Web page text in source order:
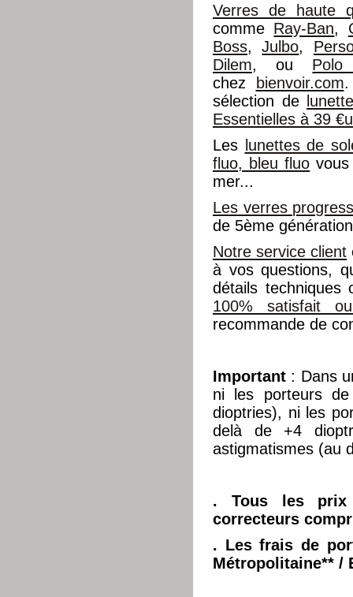
Verres de haute
comme Ray-Ban,
Boss,Julbo,
Dilem, ou
chez
bienvoir.com
sélection de
Essentielles à 39
Les
lunettes de
fluo, bleu fluo
mer...
Les verres
de 5ème
Notre service client
à vos questions,
détails
100% satisfait
recommande de
Important : Dans
ni les porteurs
dioptries), ni les
delà de +4
astigmatismes (au
. Tous les prix
correcteurs
. Les frais de
Métropolitaine** /